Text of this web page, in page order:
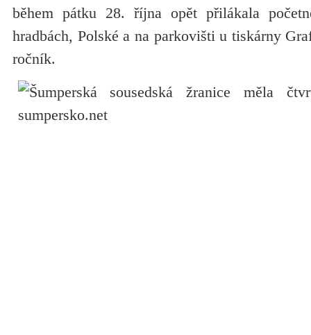
během pátku 28. října opět přilákala
hradbách, Polské a na parkovišti u tiskárny
ročník.